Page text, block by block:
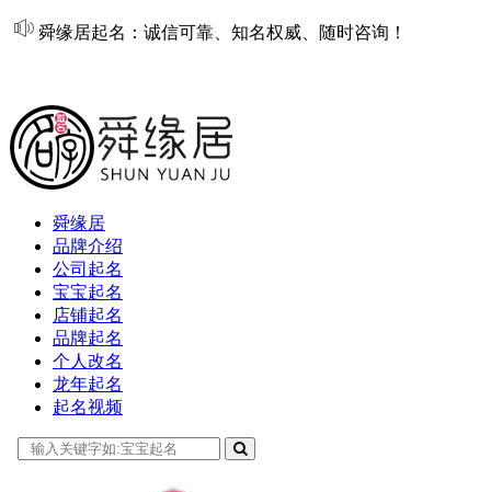
舜缘居起名：诚信可靠、知名权威、随时咨询！
舜缘居
品牌介绍
公司起名
宝宝起名
店铺起名
品牌起名
个人改名
龙年起名
起名视频